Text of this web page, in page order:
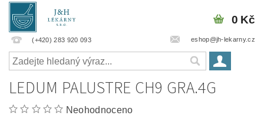
(+420) 283 920 093 eshop@jh-lekarny.cz
0 Kč
LEDUM PALUSTRE CH9 GRA.4G
Neohodnoceno